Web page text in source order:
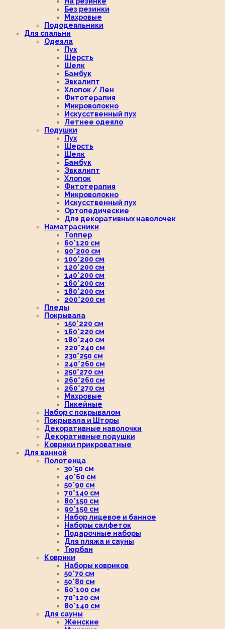
Без резинки
Махровые
Пододеяльники
Для спальни
Одеяла
Пух
Шерсть
Шелк
Бамбук
Эвкалипт
Хлопок / Лен
Фитотерапия
Микроволокно
Искусственный пух
Летнее одеяло
Подушки
Пух
Шерсть
Шелк
Бамбук
Эвкалипт
Хлопок
Фитотерапия
Микроволокно
Искусственный пух
Ортопедические
Для декоративных наволочек
Наматрасники
Топпер
60*120 см
90*200 см
100*200 см
120*200 см
140*200 см
160*200 см
180*200 см
200*200 см
Пледы
Покрывала
150*220 см
160*220 см
180*240 см
220*240 см
230*250 см
240*260 см
250*270 см
260*260 см
260*270 см
Махровые
Пикейные
Набор с покрывалом
Покрывала и Шторы
Декоративные наволочки
Декоративные подушки
Коврики прикроватные
Для ванной
Полотенца
30*50 см
40*60 см
50*90 см
70*140 см
80*150 см
90*150 см
Набор лицевое и банное
Наборы салфеток
Подарочные наборы
Для пляжа и сауны
Тюрбан
Коврики
Наборы ковриков
50*70 см
50*80 см
60*100 см
70*120 см
80*140 см
Для сауны
Женские